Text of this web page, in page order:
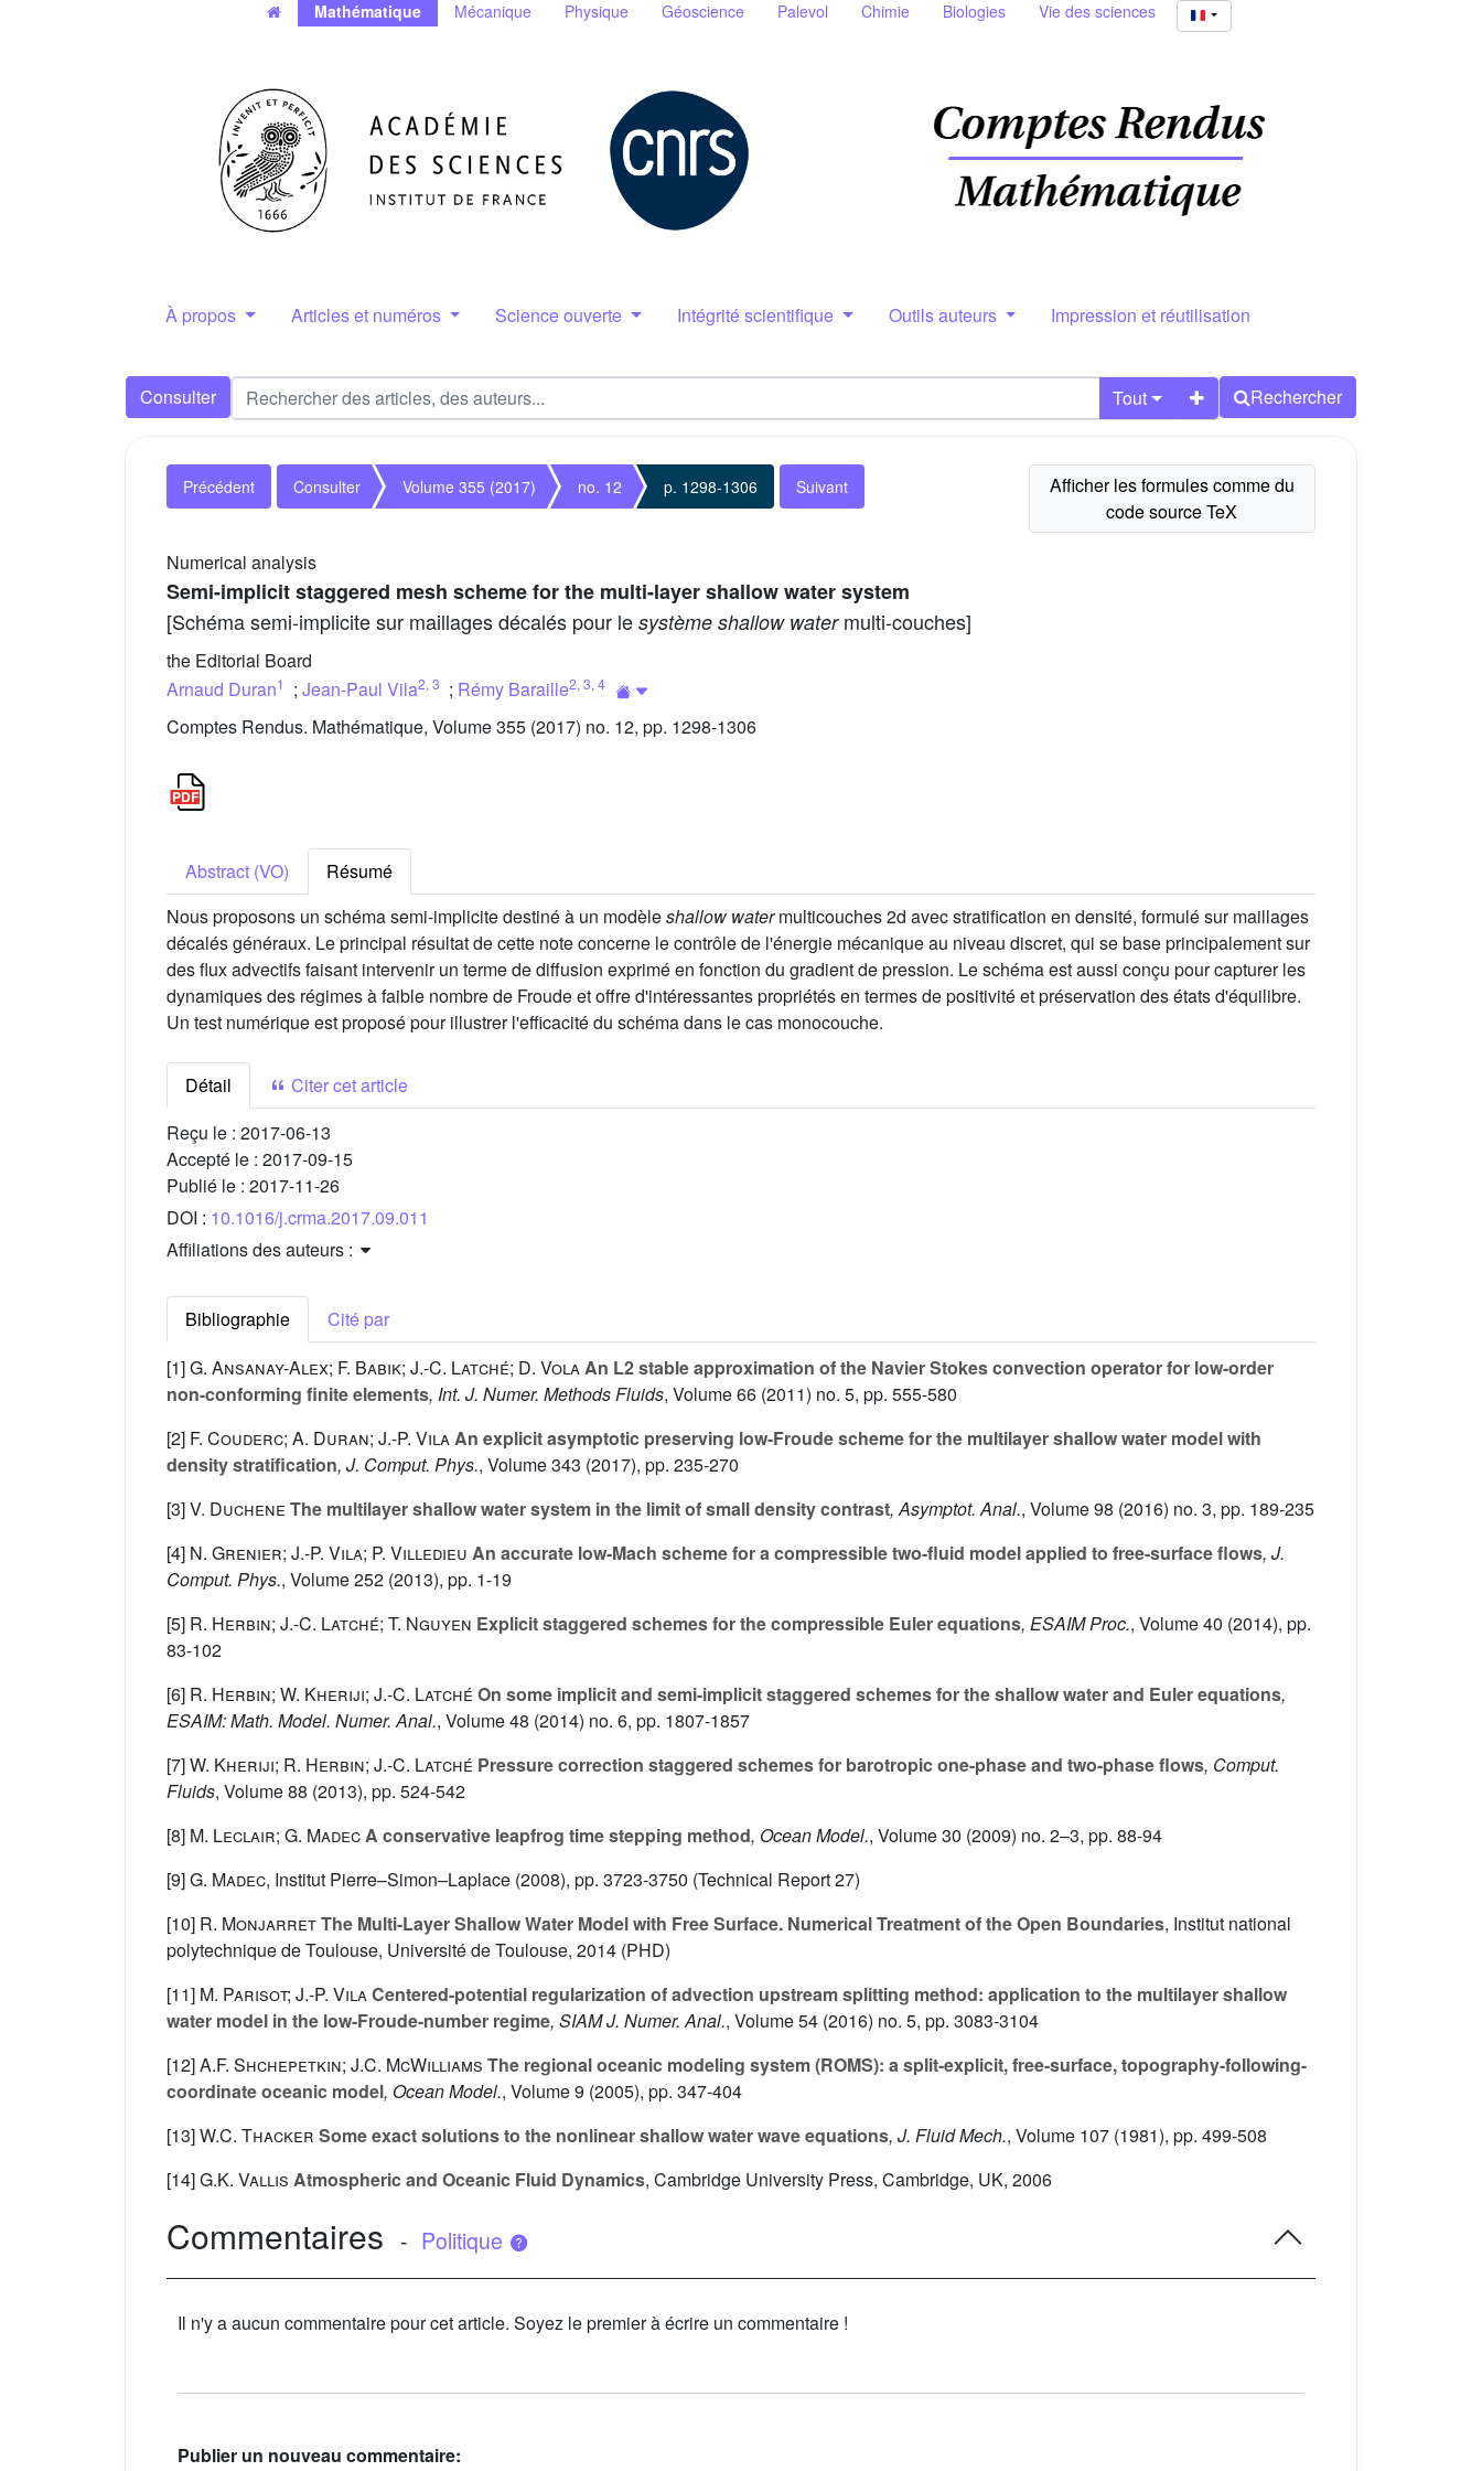
Mathématique Mécanique Physique Géoscience Palevol Chimie Biologies Vie des sciences
À propos Articles et numéros Science ouverte Intégrité scientifique Outils auteurs Impression et réutilisation
Consulter Tout Rechercher
Précédent Consulter Volume 355 (2017) no. 12 p. 1298-1306 Suivant
Numerical analysis
Semi-implicit staggered mesh scheme for the multi-layer shallow water system
[Schéma semi-implicite sur maillages décalés pour le système shallow watermulti-couches]
the Editorial Board
Arnaud Duran1 ; Jean-Paul Vila2, 3 ; Rémy Baraille2, 3, 4
Comptes Rendus. Mathématique, Volume 355 (2017) no. 12, pp. 1298-1306
Abstract (VO)
Résumé
Nous proposons un schéma semi-implicite destiné à un modèleshallow watermulticouches 2d avec stratification en densité, formulé sur maillages
décalés généraux. Le principal résultat de cette note concerne le contrôle de l'énergie mécanique au niveau discret, qui se base principalement sur
des flux advectifs faisant intervenir un terme de diffusion exprimé en fonction du gradient de pression. Le schéma est aussi conçu pour capturer les
dynamiques des régimes à faible nombre de Froude et offre d'intéressantes propriétés en termes de positivité et préservation des états d'équilibre.
Un test numérique est proposé pour illustrer l'efficacité du schéma dans le cas monocouche.
Détail
Citer cet article
Reçu le : 2017-06-13
Accepté le : 2017-09-15
Publié le : 2017-11-26
DOI : 10.1016/j.crma.2017.09.011
Affiliations des auteurs :
Bibliographie
Cité par
[1]G. Ansanay-Alex; F. Babik; J.-C. Latché; D. VolaAn L2 stable approximation of the Navier Stokes convection operator for low-order
non-conforming finite elements, Int. J. Numer. Methods Fluids, Volume 66 (2011) no. 5, pp. 555-580
[2] F. Couderc; A. Duran; J.-P. VilaAn explicit asymptotic preserving low-Froude scheme for the multilayer shallow water model with
density stratification, J. Comput. Phys., Volume 343 (2017), pp. 235-270
[3]V. Duchene The multilayer shallow water system in the limit of small density contrast, Asymptot. Anal., Volume 98 (2016) no. 3, pp. 189-235
[4] N. Grenier; J.-P. Vila; P. Villedieu An accurate low-Mach scheme for a compressible two-fluid model applied to free-surface flows, J.
Comput. Phys., Volume 252 (2013), pp. 1-19
[5] R. Herbin; J.-C. Latché; T. Nguyen Explicit staggered schemes for the compressible Euler equations, ESAIM Proc., Volume 40 (2014), pp.
83-102
[6] R. Herbin; W. Kheriji; J.-C. Latché On some implicit and semi-implicit staggered schemes for the shallow water and Euler equations,
ESAIM: Math. Model. Numer. Anal., Volume 48 (2014) no. 6, pp. 1807-1857
[7]W. Kheriji; R. Herbin; J.-C. Latché Pressure correction staggered schemes for barotropic one-phase and two-phase flows, Comput.
Fluids, Volume 88 (2013), pp. 524-542
[8] M. Leclair; G. MadecA conservative leapfrog time stepping method, Ocean Model., Volume 30 (2009) no. 2–3, pp. 88-94
[9]G. Madec, Institut Pierre–Simon–Laplace (2008), pp. 3723-3750 (Technical Report 27)
[10] R. MonjarretThe Multi-Layer Shallow Water Model with Free Surface. Numerical Treatment of the Open Boundaries, Institut national
polytechnique de Toulouse, Université de Toulouse, 2014 (PHD)
[11] M. Parisot; J.-P. VilaCentered-potential regularization of advection upstream splitting method: application to the multilayer shallow
water model in the low-Froude-number regime, SIAM J. Numer. Anal., Volume 54 (2016) no. 5, pp. 3083-3104
[12]A.F. Shchepetkin; J.C. McWilliams The regional oceanic modeling system (ROMS): a split-explicit, free-surface, topography-following-
coordinate oceanic model, Ocean Model., Volume 9 (2005), pp. 347-404
[13]W.C. Thacker Some exact solutions to the nonlinear shallow water wave equations, J. Fluid Mech., Volume 107 (1981), pp. 499-508
[14]G.K. Vallis Atmospheric and Oceanic Fluid Dynamics, Cambridge University Press, Cambridge, UK, 2006
Commentaires - Politique
Il n'y a aucun commentaire pour cet article. Soyez le premier à écrire un commentaire !
Publier un nouveau commentaire: